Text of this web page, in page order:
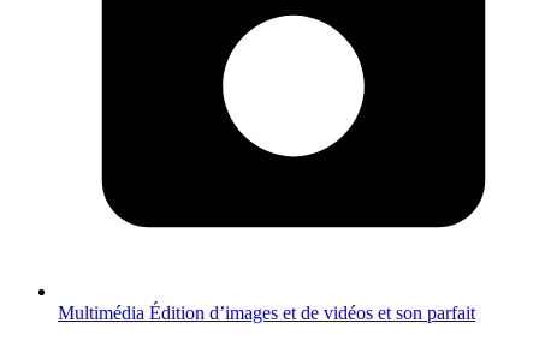
Multimédia Édition d’images et de vidéos et son parfait